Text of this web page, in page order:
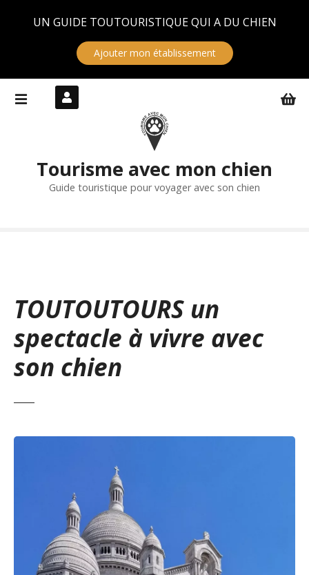
UN GUIDE TOUTOURISTIQUE QUI A DU CHIEN
Ajouter mon établissement
Tourisme avec mon chien
Guide touristique pour voyager avec son chien
TOUTOUTOURS un
spectacle à vivre avec
son chien